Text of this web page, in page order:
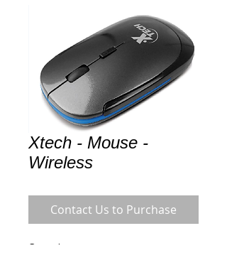
Xtech - Mouse -
Wireless
Contact Us to Purchase
General